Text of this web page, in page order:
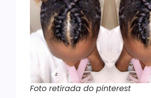
Foto retirada do pinterest